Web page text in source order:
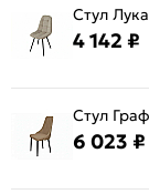
4 142 ₽
6 023 ₽